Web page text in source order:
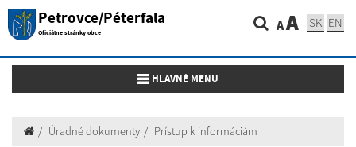
Petrovce/Péterfala
Oficiálne stránky obce AA SK EN
Toggle navigation
HLAVNÉ MENU
Úradné dokumenty Prístup k informáciám